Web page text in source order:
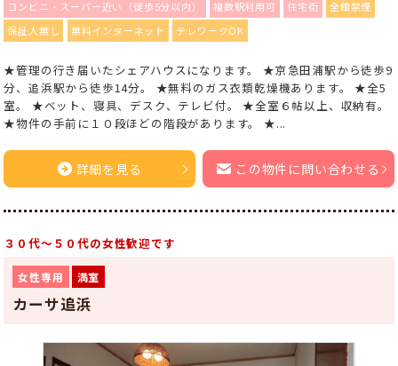
コンビニ・スーパー近い（徒歩5分以内）
複数駅利用可 住宅街
全館禁煙
保証人無し
無料インターネット テレワークOK
★管理の行き届いたシェアハウスになります。 ★京急田浦駅から徒歩9
分、追浜駅から徒歩14分。 ★無料のガス衣類乾燥機あります。 ★全5
室。 ★ベット、寝具、デスク、テレビ付。 ★全室６帖以上、収納有。
★物件の手前に１０段ほどの階段があります。 ★...
詳細を見る この物件に問い合わせる
３０代〜５０代の女性歓迎です
女性専用 満室
カーサ追浜